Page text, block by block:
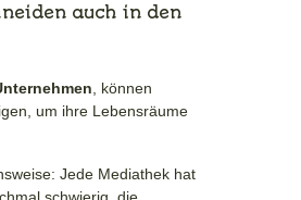
auch in den
, können
um ihre Lebensräume
Jede Mediathek hat
schwierig, die